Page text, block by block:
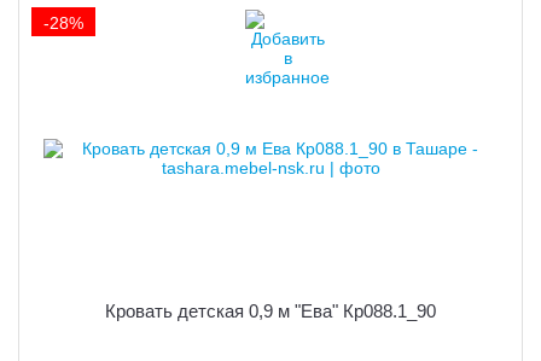
Кровать детская 0,9 м "Ева" Кр088.1_90
-28%